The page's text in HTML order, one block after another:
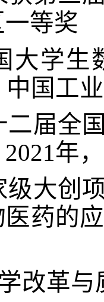
等奖
大学生
中国工
二届全
2021年
级大创
药的
改革与